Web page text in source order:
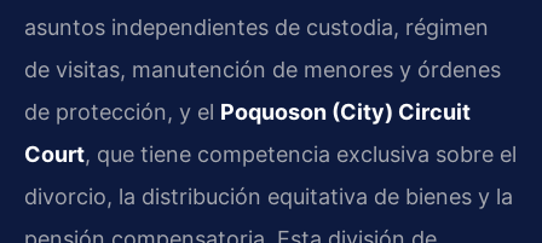
asuntos independientes de custodia, régimen
de visitas, manutención de menores y órdenes
de protección, y el Poquoson (City) Circuit
Court, que tiene competencia exclusiva sobre el
divorcio, la distribución equitativa de bienes y la